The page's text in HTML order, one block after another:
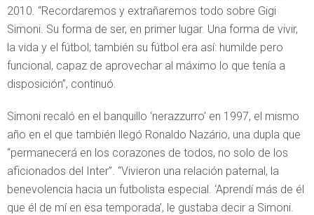
2010. “Recordaremos y extrañaremos todo sobre Gigi
Simoni. Su forma de ser, en primer lugar. Una forma de vivir,
la vida y el fútbol; también su fútbol era así: humilde pero
funcional, capaz de aprovechar al máximo lo que tenía a
disposición”, continuó.
Simoni recaló en el banquillo ‘nerazzurro’ en 1997, el mismo
año en el que también llegó Ronaldo Nazário, una dupla que
“permanecerá en los corazones de todos, no solo de los
aficionados del Inter”. “Vivieron una relación paternal, la
benevolencia hacia un futbolista especial. ‘Aprendí más de él
que él de mí en esa temporada’, le gustaba decir a Simoni.